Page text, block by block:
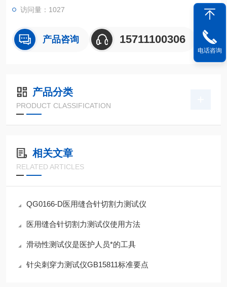
访问量：1027
产品咨询 15711100306
产品分类
PRODUCT CLASSIFICATION
相关文章
RELATED ARTICLES
QG0166-D医用缝合针切割力测试仪
医用缝合针切割力测试仪使用方法
滑动性测试仪是医护人员*的工具
针尖刺穿力测试仪GB15811标准要点
电话咨询